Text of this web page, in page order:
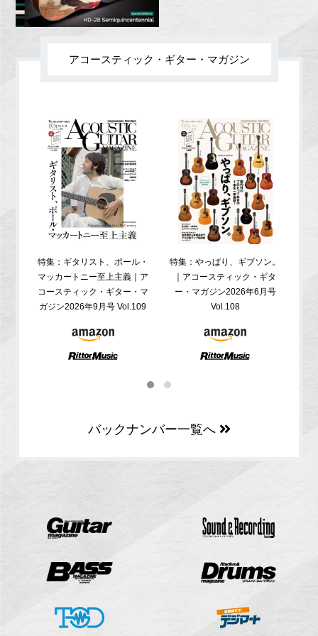
アコースティック・ギター・マガジン
特集：ギタリスト、ポール・
マッカートニー至上主義｜ア
コースティック・ギター・マ
ガジン2026年9月号 Vol.109
特集：やっぱり、ギブソン。
｜アコースティック・ギタ
ー・マガジン2026年6月号
Vol.108
バックナンバー一覧へ